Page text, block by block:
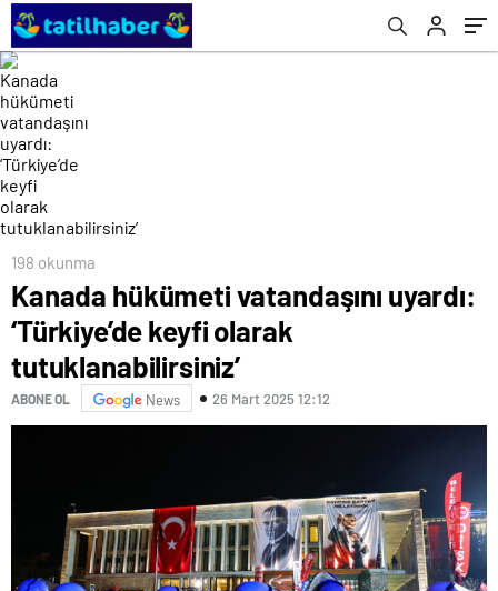
198 okunma
Kanada hükümeti vatandaşını uyardı:
‘Türkiye’de keyfi olarak
tutuklanabilirsiniz’
ABONE OL News 26 Mart 2025 12:12